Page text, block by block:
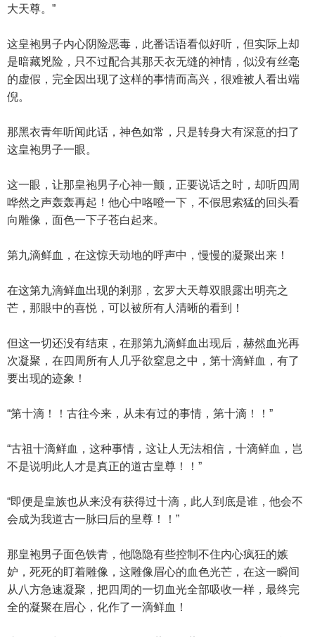
大天尊。”
这皇袍男子内心阴险恶毒，此番话语看似好听，但实际上却
是暗藏兇险，只不过配合其那天衣无缝的神情，似没有丝毫
的虚假，完全因出现了这样的事情而高兴，很难被人看出端
倪。
那黑衣青年听闻此话，神色如常，只是转身大有深意的扫了
这皇袍男子一眼。
这一眼，让那皇袍男子心神一颤，正要说话之时，却听四周
哗然之声轰轰再起！他心中咯噔一下，不假思索猛的回头看
向雕像，面色一下子苍白起来。
第九滴鲜血，在这惊天动地的呼声中，慢慢的凝聚出来！
在这第九滴鲜血出现的剎那，玄罗大天尊双眼露出明亮之
芒，那眼中的喜悦，可以被所有人清晰的看到！
但这一切还没有结束，在那第九滴鲜血出现后，赫然血光再
次凝聚，在四周所有人几乎欲窒息之中，第十滴鲜血，有了
要出现的迹象！
“第十滴！！古往今来，从未有过的事情，第十滴！！”
“古祖十滴鲜血，这种事情，这让人无法相信，十滴鲜血，岂
不是说明此人才是真正的道古皇尊！！”
“即便是皇族也从来没有获得过十滴，此人到底是谁，他会不
会成为我道古一脉曰后的皇尊！！”
那皇袍男子面色铁青，他隐隐有些控制不住内心疯狂的嫉
妒，死死的盯着雕像，这雕像眉心的血色光芒，在这一瞬间
从八方急速凝聚，把四周的一切血光全部吸收一样，最终完
全的凝聚在眉心，化作了一滴鲜血！